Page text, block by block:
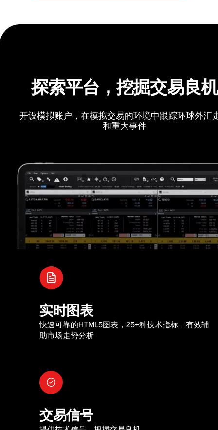
探索平台，挖掘交易良机
开设模拟账户，在模拟交易的环境中跟踪环球外汇
和重大事件
实时图表
快速可靠的HTML5图表，25+种技术指标，有效辅
助市场走势分析
交易信号